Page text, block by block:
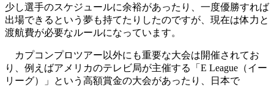
少し選手のスケジュールに余裕があったり、一度優勝すれば
出場できるという夢も持てたりしたのですが、現在は体力と
渡航費が必要なルールになっています。
カプコンプロツアー以外にも重要な大会は開催されてお
り、例えばアメリカのテレビ局が主催する「E League（イー
リーグ）」という高額賞金の大会があったり、日本で